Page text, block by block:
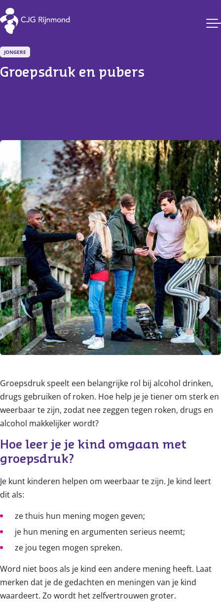
CJG Rijnmond
JONGERE
Groepsdruk en pubers
Groepsdruk speelt een belangrijke rol bij alcohol drinken,
drugs gebruiken of roken. Hoe help je je tiener om sterk en
weerbaar te zijn, zodat nee zeggen tegen roken, drugs en
alcohol makkelijker wordt?
Hoe leer je je kind omgaan met
groepsdruk?
Je kunt kinderen helpen om weerbaar te zijn. Je kind leert
dit als:
ze thuis hun mening mogen geven;
je hun mening en argumenten serieus neemt;
ze jou tegen mogen spreken.
Word niet boos als je kind een andere mening heeft. Laat
merken dat je de gedachten en meningen van je kind
waardeert. Zo wordt het zelfvertrouwen groter.